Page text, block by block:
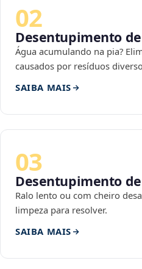
02
Desentupimento
Água acumulando na pia?
causados por resíduos
SAIBA MAIS
03
Desentupimento
Ralo lento ou com cheiro
limpeza para resolver.
SAIBA MAIS